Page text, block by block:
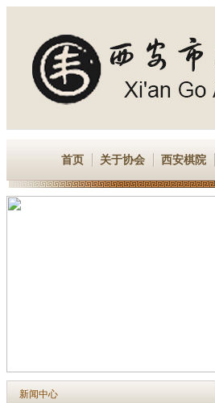
首页 关于协会 西安棋院
新闻中心